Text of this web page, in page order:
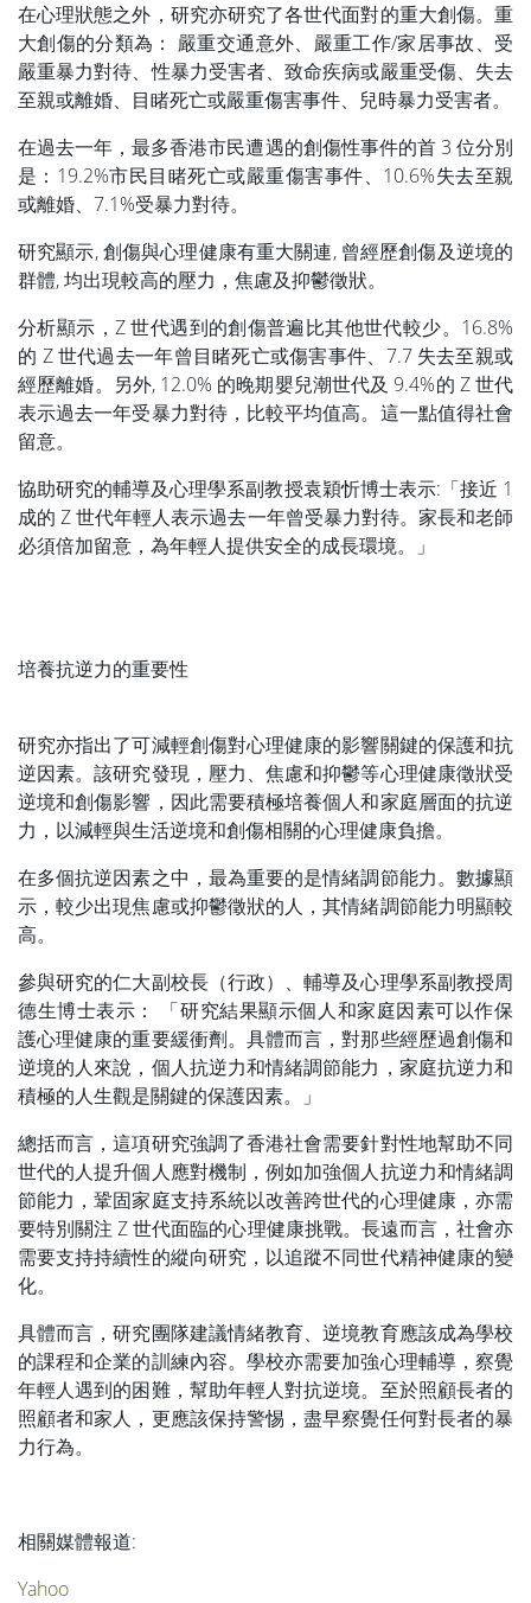
在心理狀態之外，研究亦研究了各世代面對的重大創傷。重
大創傷的分類為： 嚴重交通意外、嚴重工作/家居事故、受
嚴重暴力對待、性暴力受害者、致命疾病或嚴重受傷、失去
至親或離婚、目睹死亡或嚴重傷害事件、兒時暴力受害者。
在過去一年，最多香港市民遭遇的創傷性事件的首 3 位分別
是：19.2%市民目睹死亡或嚴重傷害事件、10.6%失去至親
或離婚、7.1%受暴力對待。
研究顯示, 創傷與心理健康有重大關連, 曾經歷創傷及逆境的
群體, 均出現較高的壓力，焦慮及抑鬱徵狀。
分析顯示，Z 世代遇到的創傷普遍比其他世代較少。16.8%
的 Z 世代過去一年曾目睹死亡或傷害事件、7.7 失去至親或
經歷離婚。另外, 12.0% 的晚期嬰兒潮世代及 9.4%的 Z 世代
表示過去一年受暴力對待，比較平均值高。這一點值得社會
留意。
協助研究的輔導及心理學系副教授袁穎忻博士表示:「接近 1
成的 Z 世代年輕人表示過去一年曾受暴力對待。家長和老師
必須倍加留意，為年輕人提供安全的成長環境。」
培養抗逆力的重要性
研究亦指出了可減輕創傷對心理健康的影響關鍵的保護和抗
逆因素。該研究發現，壓力、焦慮和抑鬱等心理健康徵狀受
逆境和創傷影響，因此需要積極培養個人和家庭層面的抗逆
力，以減輕與生活逆境和創傷相關的心理健康負擔。
在多個抗逆因素之中，最為重要的是情緒調節能力。數據顯
示，較少出現焦慮或抑鬱徵狀的人，其情緒調節能力明顯較
高。
參與研究的仁大副校長（行政）、輔導及心理學系副教授周
德生博士表示： 「研究結果顯示個人和家庭因素可以作保
護心理健康的重要緩衝劑。具體而言，對那些經歷過創傷和
逆境的人來說，個人抗逆力和情緒調節能力，家庭抗逆力和
積極的人生觀是關鍵的保護因素。」
總括而言，這項研究強調了香港社會需要針對性地幫助不同
世代的人提升個人應對機制，例如加強個人抗逆力和情緒調
節能力，鞏固家庭支持系統以改善跨世代的心理健康，亦需
要特別關注 Z 世代面臨的心理健康挑戰。長遠而言，社會亦
需要支持持續性的縱向研究，以追蹤不同世代精神健康的變
化。
具體而言，研究團隊建議情緒教育、逆境教育應該成為學校
的課程和企業的訓練內容。學校亦需要加強心理輔導，察覺
年輕人遇到的困難，幫助年輕人對抗逆境。至於照顧長者的
照顧者和家人，更應該保持警惕，盡早察覺任何對長者的暴
力行為。
相關媒體報道:
Yahoo